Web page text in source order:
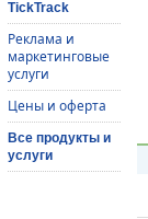
TickTrack
Реклама и
маркетинговые
услуги
Цены и оферта
Все продукты и
услуги